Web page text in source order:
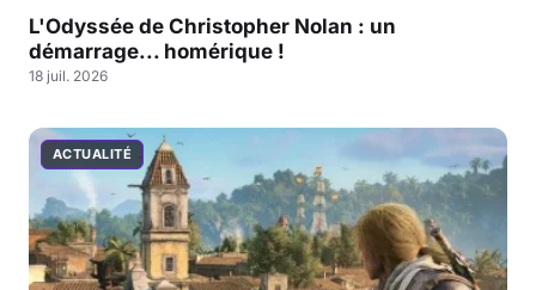
L'Odyssée de Christopher Nolan : un
démarrage... homérique !
18 juil. 2026
ACTUALITÉ